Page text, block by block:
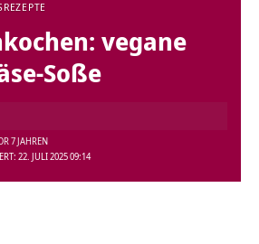
REZEPTE
vegane
Soße
22. JULI 2025 09:14
7 JAHREN